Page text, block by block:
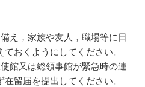
え，家族や友人，職場等に日
おくようにしてください。
館又は総領事館が緊急時の連
留届を提出してください。